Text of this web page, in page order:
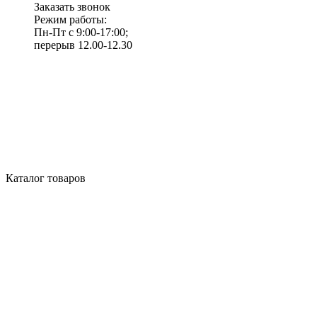
Заказать звонок
Режим работы:
Пн-Пт с 9:00-17:00;
перерыв 12.00-12.30
Каталог товаров